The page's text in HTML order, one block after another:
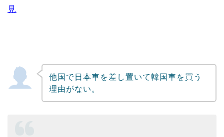
見
他国で日本車を差し置いて韓国車を買う
理由がない。